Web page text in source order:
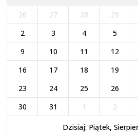
26 27 28 29
2
3 4 5
9
10 11 12
16
17 18 19
23
24 25 26
30
31 1 2
Dzisiaj: Piątek,